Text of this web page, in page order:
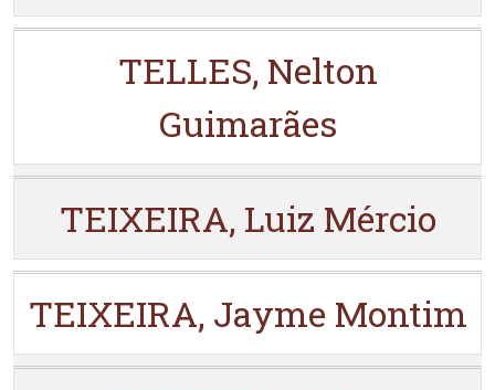
TELLES, Nelton
Guimarães
TEIXEIRA, Luiz Mércio
TEIXEIRA, Jayme Montim